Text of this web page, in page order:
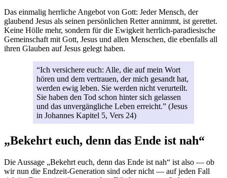
Das einmalig herrliche Angebot von Gott: Jeder Mensch, der
glaubend Jesus als seinen persönlichen Retter annimmt, ist gerettet.
Keine Hölle mehr, sondern für die Ewigkeit herrlich-paradiesische
Gemeinschaft mit Gott, Jesus und allen Menschen, die ebenfalls all
ihren Glauben auf Jesus gelegt haben.
“Ich versichere euch: Alle, die auf mein Wort
hören und dem vertrauen, der mich gesandt hat,
werden ewig leben. Sie werden nicht verurteilt.
Sie haben den Tod schon hinter sich gelassen
und das unvergängliche Leben erreicht.” (Jesus
in Johannes Kapitel 5, Vers 24)
„Bekehrt euch, denn das Ende ist nah“
Die Aussage „Bekehrt euch, denn das Ende ist nah“ ist also — ob
wir nun die Endzeit-Generation sind oder nicht — auf jeden Fall